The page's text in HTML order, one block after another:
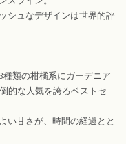
シュなデザインは世界的評
類の柑橘系にガーデニア
的な人気を誇るベストセ
い甘さが、時間の経過とと